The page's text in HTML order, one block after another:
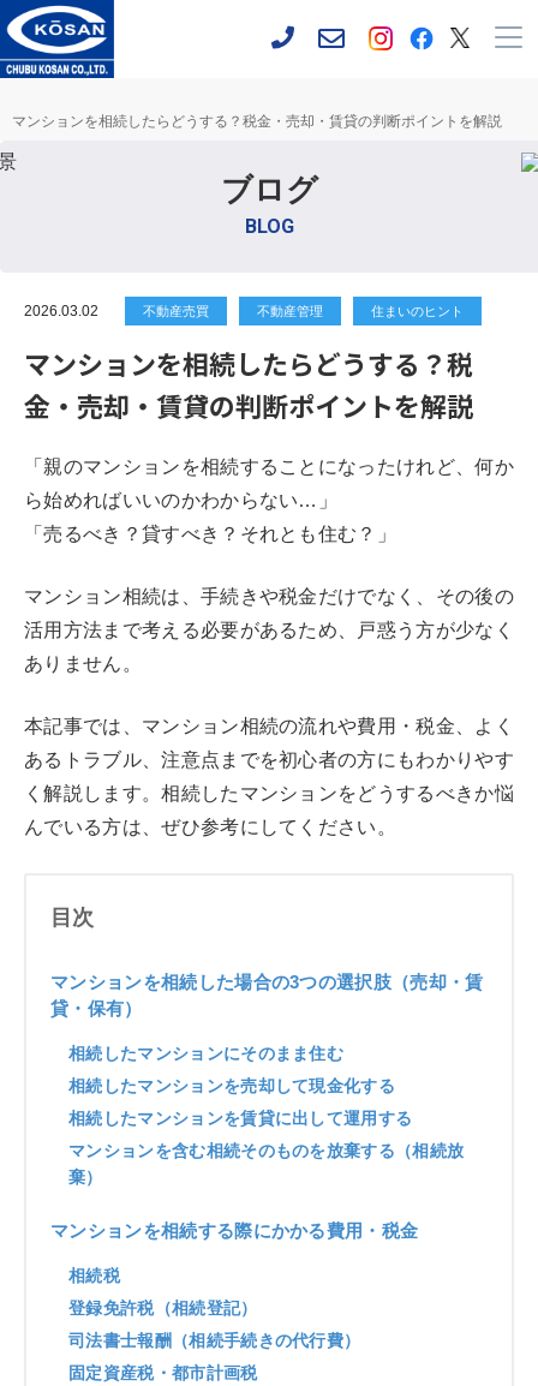
マンションを相続したらどうする？税金・売却・賃貸の判断ポイントを解説
ブログ
BLOG
2026.03.02 不動産売買 不動産管理 住まいのヒント
マンションを相続したらどうする？税
金・売却・賃貸の判断ポイントを解説
「親のマンションを相続することになったけれど、何か
ら始めればいいのかわからない…」
「売るべき？貸すべき？それとも住む？」
マンション相続は、手続きや税金だけでなく、その後の
活用方法まで考える必要があるため、戸惑う方が少なく
ありません。
本記事では、マンション相続の流れや費用・税金、よく
あるトラブル、注意点までを初心者の方にもわかりやす
く解説します。相続したマンションをどうするべきか悩
んでいる方は、ぜひ参考にしてください。
目次
マンションを相続した場合の3つの選択肢（売却・賃
貸・保有）
相続したマンションにそのまま住む
相続したマンションを売却して現金化する
相続したマンションを賃貸に出して運用する
マンションを含む相続そのものを放棄する（相続放
棄）
マンションを相続する際にかかる費用・税金
相続税
登録免許税（相続登記）
司法書士報酬（相続手続きの代行費）
固定資産税・都市計画税